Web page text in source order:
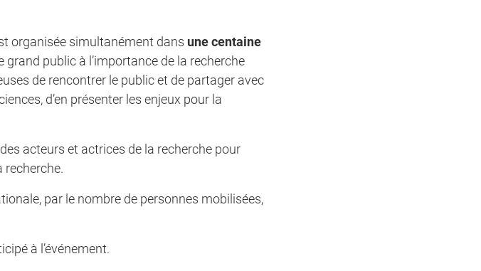
organisée simultanément dans une centaine
grand public à l’importance de la recherche
de rencontrer le public et de partager avec
d’en présenter les enjeux pour la
acteurs et actrices de la recherche pour
recherche.
par le nombre de personnes mobilisées,
à l’événement.